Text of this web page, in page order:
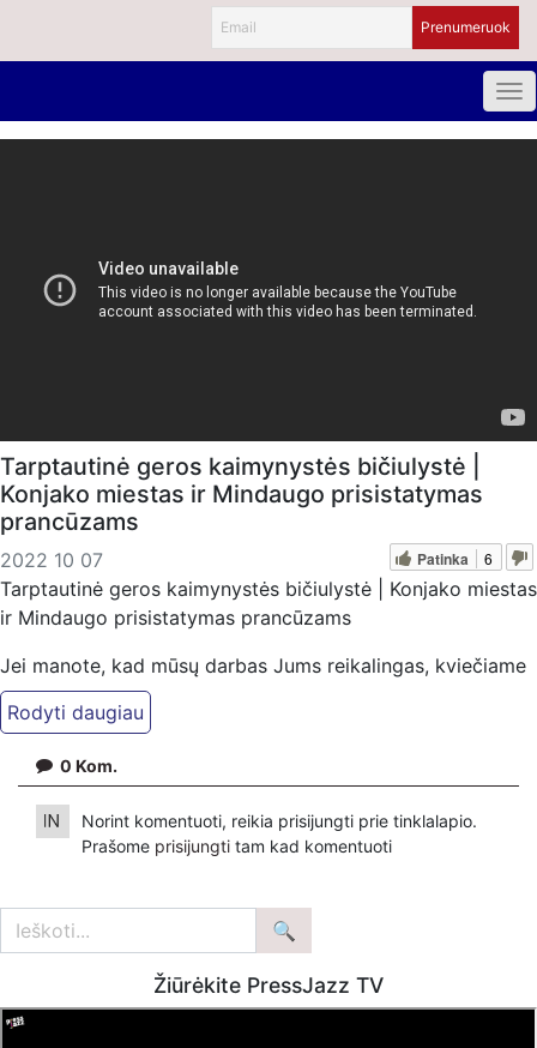
Tarptautinė geros kaimynystės bičiulystė |
Konjako miestas ir Mindaugo prisistatymas
prancūzams
2022 10 07 Patinka 6
Tarptautinė geros kaimynystės bičiulystė | Konjako miestas
ir Mindaugo prisistatymas prancūzams
Jei manote, kad mūsų darbas Jums reikalingas, kviečiame
paremti: Patreon platfomoje
patreon.com/KazimierasJuraitis; Tiesiogiai pervedant per
"Kaisakas", LT477300010078090515 Paskirtyje nurodant
''Auka''
Norintys paremti Visuomeninį Judėjimą TEISINGUMO
LT883500010014525654 - Gavėjas: VšĮ Visuomeninių
Projektų Centras.
0 Kom.
Norint komentuoti, reikia prisijungti prie tinklalapio.
Prašome prisijungti tam kad komentuoti
Žiūrėkite PressJazz TV